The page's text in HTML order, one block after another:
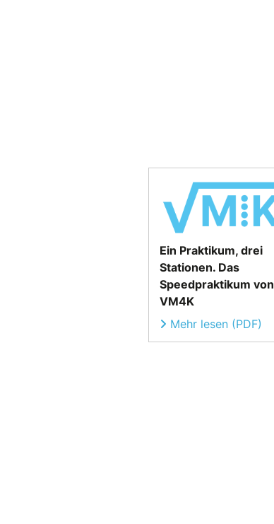
Ein Praktikum, drei
Stationen. Das
Speedpraktikum von
VM4K
Mehr lesen (PDF)